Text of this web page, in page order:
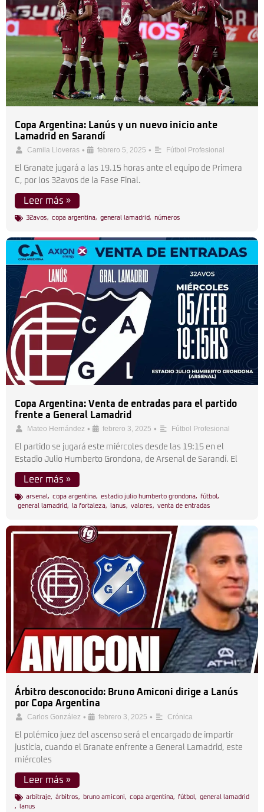
Copa Argentina: Lanús y un nuevo inicio ante
Lamadrid en Sarandí
Camila Lloveras • febrero 5, 2025 • Fútbol Profesional
El Granate jugará a las 19.15 horas ante el equipo de Primera
C, por los 32avos de la Fase Final.
Leer más »
32avos, copa argentina, general lamadrid, números
Copa Argentina: Venta de entradas para el partido
frente a General Lamadrid
Mateo Hernández • febrero 3, 2025 • Fútbol Profesional
El partido se jugará este miércoles desde las 19:15 en el
Estadio Julio Humberto Grondona, de Arsenal de Sarandí. El
Leer más »
arsenal , copa argentina, estadio julio humberto grondona, fútbol ,
general lamadrid, la fortaleza, lanus, valores, venta de entradas
Árbitro desconocido: Bruno Amiconi dirige a Lanús
por Copa Argentina
Carlos González • febrero 3, 2025 • Crónica
El polémico juez del ascenso será el encargado de impartir
justicia, cuando el Granate enfrente a General Lamadrid, este
miércoles
Leer más »
arbitraje, árbitros, bruno amiconi, copa argentina, fútbol , general lamadrid
,
lanus